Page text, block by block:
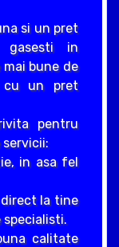
si un pret
gasesti in
bune de
cu un pret
pentru
servicii:
in asa fel
la tine
specialisti.
calitate